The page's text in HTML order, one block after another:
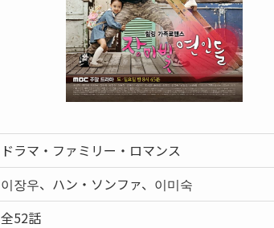
ドラマ・ファミリー・ロマンス
이장우、ハン・ソンファ、이미숙
全52話